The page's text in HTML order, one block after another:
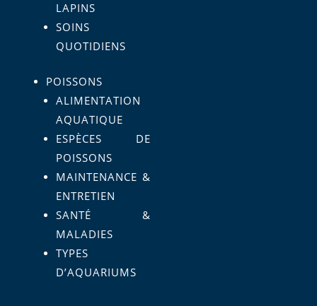
LAPINS
SOINS
QUOTIDIENS
POISSONS
ALIMENTATION
AQUATIQUE
ESPÈCES DE
POISSONS
MAINTENANCE &
ENTRETIEN
SANTÉ &
MALADIES
TYPES
D’AQUARIUMS